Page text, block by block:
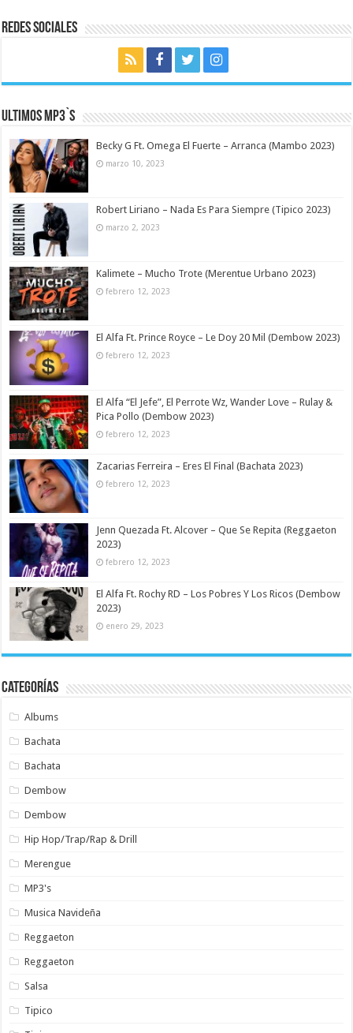
Redes Sociales
Ultimos MP3`s
Becky G Ft. Omega El Fuerte – Arranca (Mambo 2023)
marzo 10, 2023
Robert Liriano – Nada Es Para Siempre (Tipico 2023)
marzo 2, 2023
Kalimete – Mucho Trote (Merentue Urbano 2023)
febrero 12, 2023
El Alfa Ft. Prince Royce – Le Doy 20 Mil (Dembow 2023)
febrero 12, 2023
El Alfa “El Jefe”, El Perrote Wz, Wander Love – Rulay &
Pica Pollo (Dembow 2023)
febrero 12, 2023
Zacarias Ferreira – Eres El Final (Bachata 2023)
febrero 12, 2023
Jenn Quezada Ft. Alcover – Que Se Repita (Reggaeton
2023)
febrero 12, 2023
El Alfa Ft. Rochy RD – Los Pobres Y Los Ricos (Dembow
2023)
enero 29, 2023
Categorías
Albums
Bachata
Bachata
Dembow
Dembow
Hip Hop/Trap/Rap & Drill
Merengue
MP3's
Musica Navideña
Reggaeton
Reggaeton
Salsa
Tipico